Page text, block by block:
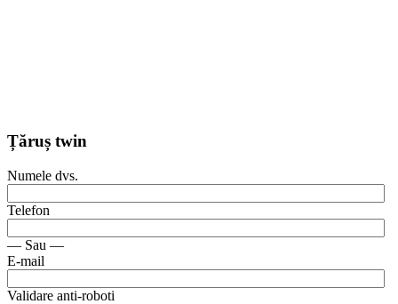
Țăruș twin
Numele dvs.
Telefon
— Sau —
E-mail
Validare anti-roboti